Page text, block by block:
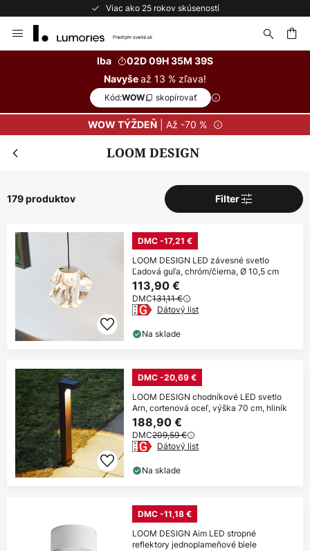
Bezplatné vrátenie do 50 dní
to
Iba
02D 09H 35M 38S
Navyšeaž 13 % zľava!
Kód:WOW skopírovať
WOW TÝŽDEŇ| Až -70 %
LOOM DESIGN
179 produktov Filter
DMC -17,21 €
LOOM DESIGN LED závesné svetlo
Ľadová guľa, chróm/čierna, Ø 10,5 cm
113,90 €
DMC131,11 €
Dátový list
Na sklade
DMC -20,69 €
LOOM DESIGN chodníkové LED svetlo
Arn, cortenová oceľ, výška 70 cm, hliník
188,90 €
DMC209,59 €
Dátový list
Na sklade
DMC -11,18 €
LOOM DESIGN Aim LED stropné
reflektory jednoplameňové biele